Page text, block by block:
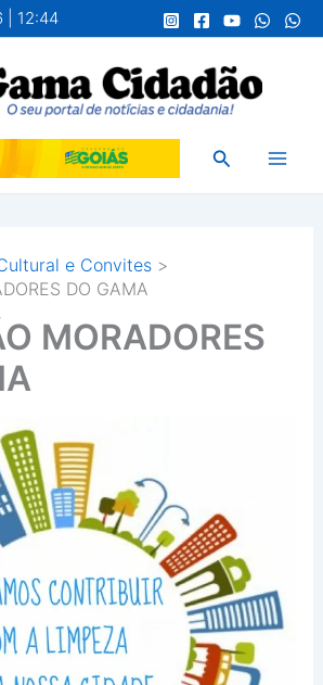
| 12:44
Pesquisar
e Convites
DO GAMA
MORADORES